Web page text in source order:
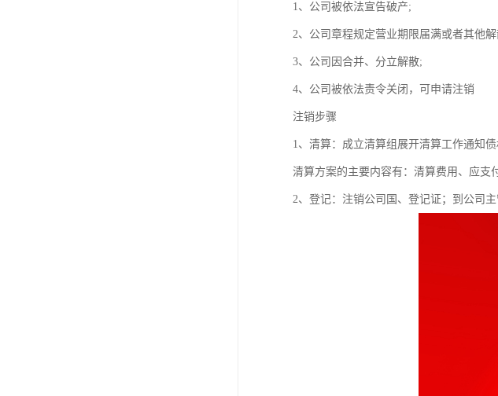
1、公司被依法宣告破产;
2、公司章程规定营业期限届满或者其他
3、公司因合并、分立解散;
4、公司被依法责令关闭，可申请注销
注销步骤
1、清算：成立清算组展开清算工作通知
清算方案的主要内容有：清算费用、应支
2、登记：注销公司国、登记证；到公司